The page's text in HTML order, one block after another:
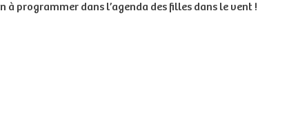
à programmer dans l’agenda des filles dans le vent !